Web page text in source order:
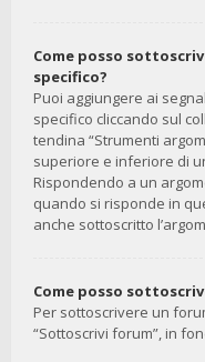
Come posso
specifico?
Puoi aggiungere ai
specifico cliccando sul
tendina “Strumenti
superiore e inferiore di
Rispondendo a un
quando si risponde in
anche sottoscritto
Come posso
Per sottoscrivere un
“Sottoscrivi forum”, in